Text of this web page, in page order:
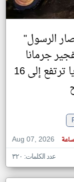
الرسول"
جرمانا
وحصيلة الضحايا ترتفع إلى 16
Aug 07, 2026
عدد الكلمات: ٣٢٠